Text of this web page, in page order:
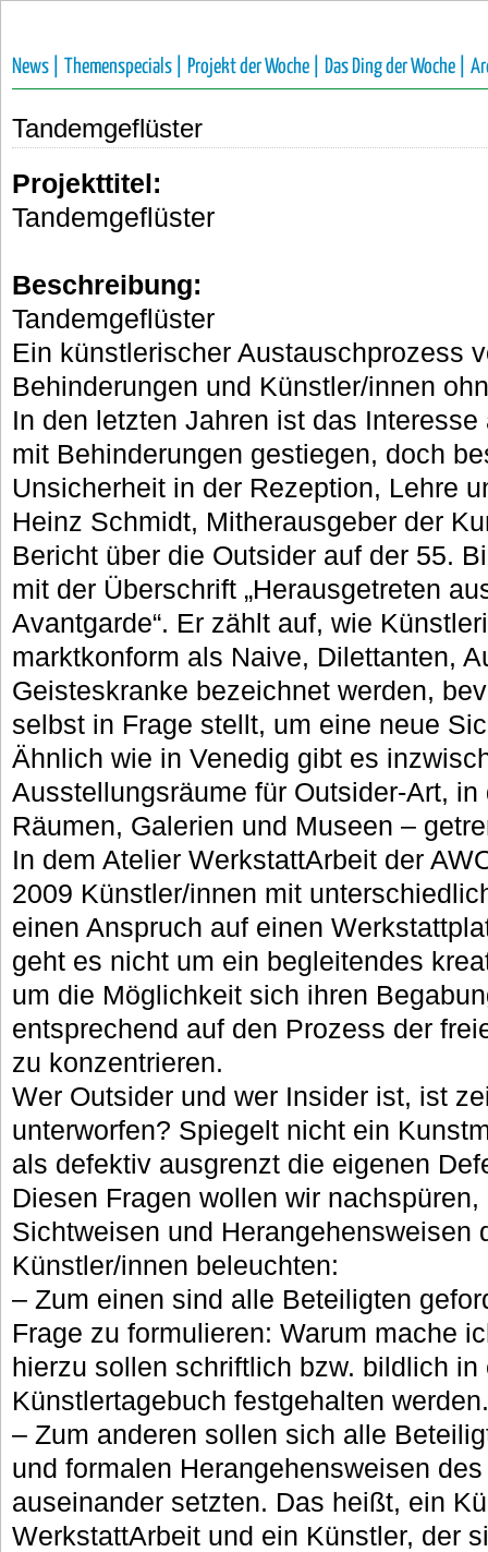
News | Themenspecials | Projekt der Woche | Das Ding der Woche |
Tandemgeflüster
Projekttitel:
Tandemgeflüster
Beschreibung:
Tandemgeflüster
Ein künstlerischer Austauschprozess
Behinderungen und Künstler/innen
In den letzten Jahren ist das
mit Behinderungen gestiegen, doch
Unsicherheit in der Rezeption, Lehre
Heinz Schmidt, Mitherausgeber der
Bericht über die Outsider auf der 55.
mit der Überschrift „Herausgetreten
Avantgarde“. Er zählt auf, wie
marktkonform als Naive, Dilettanten,
Geisteskranke bezeichnet werden,
selbst in Frage stellt, um eine neue
Ähnlich wie in Venedig gibt es
Ausstellungsräume für Outsider-Art,
Räumen, Galerien und Museen –
In dem Atelier WerkstattArbeit der
2009 Künstler/innen mit
einen Anspruch auf einen
geht es nicht um ein begleitendes
um die Möglichkeit sich ihren
entsprechend auf den Prozess der
zu konzentrieren.
Wer Outsider und wer Insider ist, ist
unterworfen? Spiegelt nicht ein
als defektiv ausgrenzt die eigenen
Diesen Fragen wollen wir
Sichtweisen und Herangehensweisen
Künstler/innen beleuchten:
– Zum einen sind alle Beteiligten
Frage zu formulieren: Warum mache
hierzu sollen schriftlich bzw. bildlich in
Künstlertagebuch festgehalten werden.
– Zum anderen sollen sich alle
und formalen Herangehensweisen
auseinander setzten. Das heißt, ein
WerkstattArbeit und ein Künstler, der